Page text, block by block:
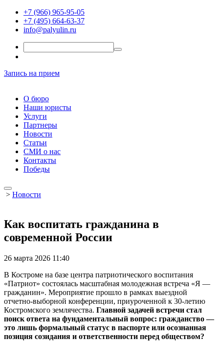
+7 (966) 965-95-05
+7 (495) 664-63-37
info@palyulin.ru
Запись на прием
О бюро
Наши юристы
Услуги
Партнеры
Новости
Статьи
СМИ о нас
Контакты
Победы
> Новости
Как воспитать гражданина в
современной России
26 марта 2026 11:40
В Костроме на базе центра патриотического воспитания
«Патриот» состоялась масштабная молодежная встреча «Я —
гражданин». Мероприятие прошло в рамках выездной
отчетно-выборной конференции, приуроченной к 30-летию
Костромского землячества. Главной задачей встречи стал
поиск ответа на фундаментальный вопрос: гражданство —
это лишь формальный статус в паспорте или осознанная
позиция созидания и ответственности перед обществом?